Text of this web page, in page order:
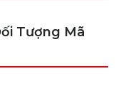
Tượng Mã